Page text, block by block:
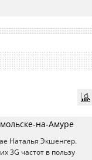
на-Амуре
Наталья Экшенгер.
3G частот в пользу